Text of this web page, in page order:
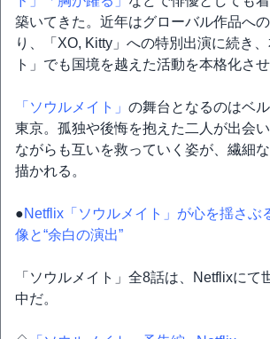
築いてきた。近年はグローバル作品へ
り、「XO, Kitty」への特別出演に続き
ト」でも国境を越えた活動を本格化させ
「ソウルメイト」 の舞台となるのはベ
東京。孤独や後悔を抱えた二人が出会
ながらも互いを救っていく姿が、繊細
描かれる。
●Netflix「ソウルメイト」が心を揺さ
像と“余白の演出”
「ソウルメイト」全8話は、Netflixにて
中だ。